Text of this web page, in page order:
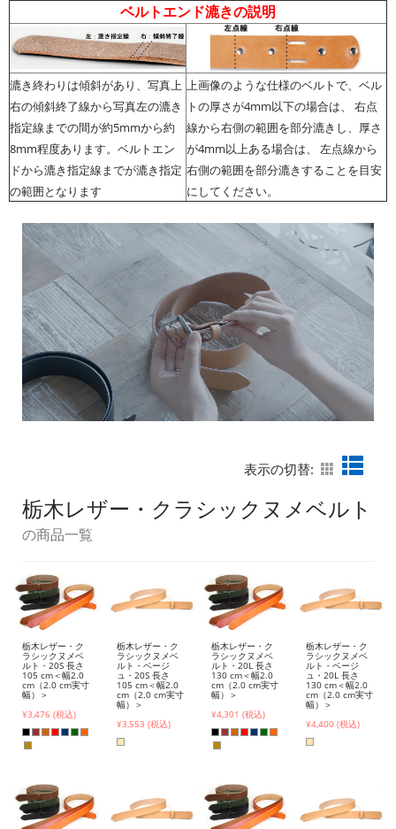
ベルトエンド漉きの説明
漉き終わりは傾斜があり、写真上
右の傾斜終了線から写真左の漉き
指定線までの間が約5mmから約
8mm程度あります。ベルトエン
ドから漉き指定線までが漉き指定
の範囲となります
上画像のような仕様のベルトで、ベル
トの厚さが4mm以下の場合は、 右点
線から右側の範囲を部分漉きし、厚さ
が4mm以上ある場合は、 左点線から
右側の範囲を部分漉きすることを目安
にしてください。
表示の切替:
栃木レザー・クラシックヌメベルト
の商品一覧
栃木レザー・ク
ラシックヌメベ
ルト・20S 長さ
105 cm＜幅2.0
cm（2.0 cm実寸
幅）＞
¥3,476 (税込)
栃木レザー・ク
ラシックヌメベ
ルト・ベージ
ュ・20S 長さ
105 cm＜幅2.0
cm（2.0 cm実寸
幅）＞
¥3,553 (税込)
栃木レザー・ク
ラシックヌメベ
ルト・20L 長さ
130 cm＜幅2.0
cm（2.0 cm実寸
幅）＞
¥4,301 (税込)
栃木レザー・ク
ラシックヌメベ
ルト・ベージ
ュ・20L 長さ
130 cm＜幅2.0
cm（2.0 cm実寸
幅）＞
¥4,400 (税込)